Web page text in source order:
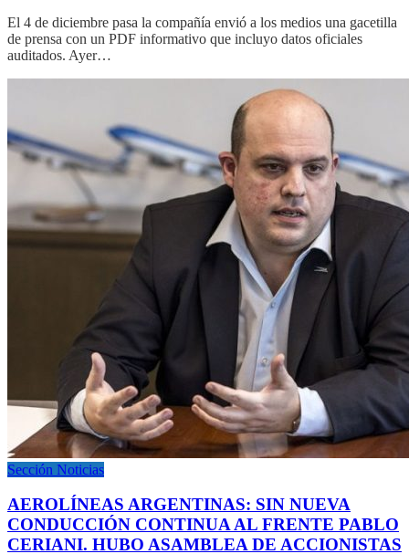
El 4 de diciembre pasa la compañía envió a los medios una gacetilla
de prensa con un PDF informativo que incluyo datos oficiales
auditados. Ayer…
Sección Noticias
AEROLÍNEAS ARGENTINAS: SIN NUEVA
CONDUCCIÓN CONTINUA AL FRENTE PABLO
CERIANI. HUBO ASAMBLEA DE ACCIONISTAS